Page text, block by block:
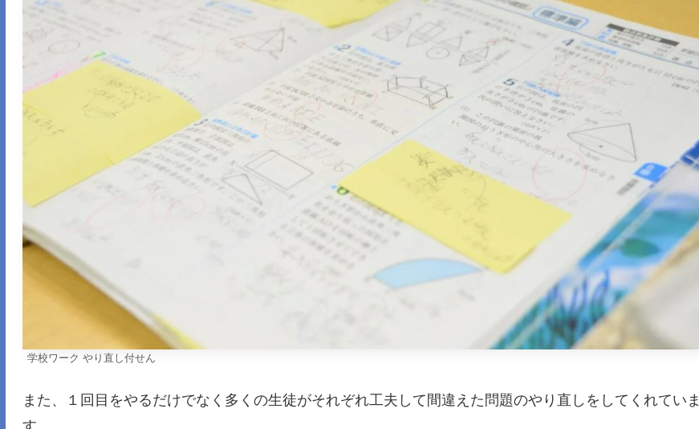
学校ワーク やり直し付せん
また、１回目をやるだけでなく多くの生徒がそれぞれ工夫して間違えた問題のやり直しをしてくれていま